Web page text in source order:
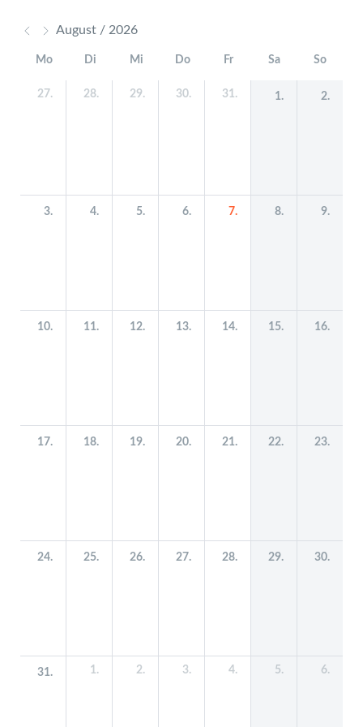
August / 2026
Mo Di Mi Do Fr Sa So
27. 28. 29. 30. 31. 1. 2.
3. 4. 5. 6. 7. 8. 9.
10. 11. 12. 13. 14. 15. 16.
17. 18. 19. 20. 21. 22. 23.
24. 25. 26. 27. 28. 29. 30.
31. 1. 2. 3. 4. 5. 6.